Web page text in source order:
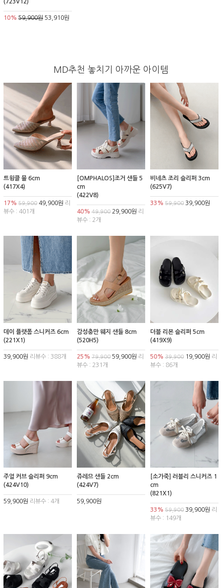
(723V12)
10% 59,900원 53,910원
MD추천 놓치기 아까운 아이템
트윙클 뮬 6cm
(417X4)
17% 59,900 49,900원 리
뷰수 : 401개
[OMPHALOS]조거 샌들 5
cm
(422V8)
40% 49,90029,900원 리
뷰수 : 2개
비네츠 조리 슬리퍼 3cm
(625V7)
33% 59,90039,900원
데이 플랫폼 스니커즈 6cm
(221X1)
39,900원 리뷰수 : 388개
감성충만 웨지 샌들 8cm
(520H5)
25% 79,90059,900원 리
뷰수 : 231개
더블 리본 슬리퍼 5cm
(419X9)
50% 39,90019,900원 리
뷰수 : 86개
주얼 커브 슬리퍼 9cm
(424V10)
59,900원 리뷰수 : 4개
쥬레므 샌들 2cm
(424V7)
59,900원
[소가죽] 러블리 스니커즈 1
cm
(821X1)
33% 59,90039,900원 리
뷰수 : 149개